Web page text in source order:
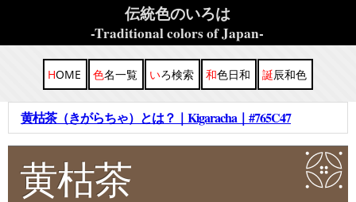
伝統色のいろは
-Traditional colors of Japan-
HOME 色名一覧 いろ検索 和色日和 誕辰和色
黄枯茶（きがらちゃ）とは？｜Kigaracha｜#765C47
黄枯茶